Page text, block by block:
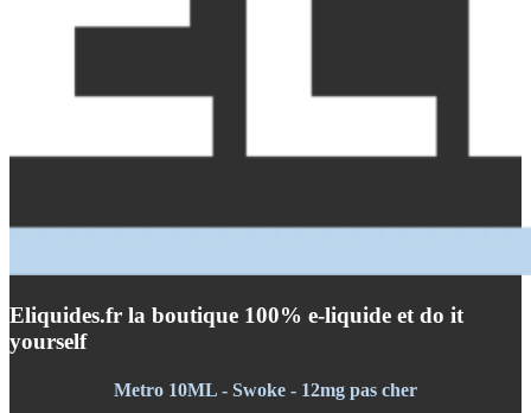
Eliquides.fr la boutique 100% e-liquide et do it
yourself
Metro 10ML - Swoke - 12mg pas cher